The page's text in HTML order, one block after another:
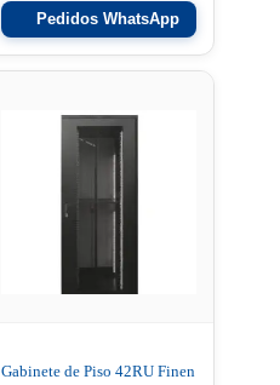
Pedidos WhatsApp
Gabinete de Piso 42RU Finen